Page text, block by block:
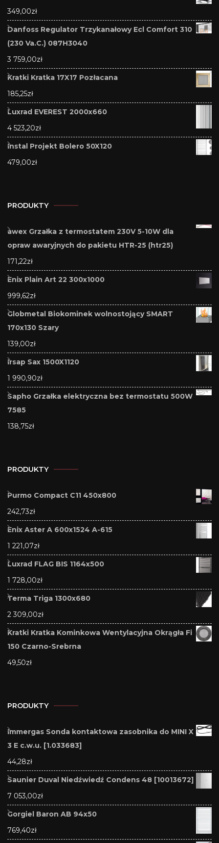
349,00zł
Danfoss Regulator Trzykanałowy Ecl Comfort 310
(230 Va.C.) 087H3040
3 759,00zł
Kratki Kratka 17X17 Pozłacana
185,25zł
Luxrad EVEREST 2000x660
4 523,20zł
Instal Projekt Bolero 50X120
479,00zł
PRODUKTY
awex Grzałka z termostatem 230V 5-10W dla
opraw awaryjnych do pakietu HTR-25 (htr25)
171,22zł
Enix Plain Art 22 300x1000
999,62zł
Globmetal Biokominek wolnostojący SMART
170x130 Szary
139,00zł
Irsap Sax 1500X1120
1 990,90zł
Sapho Grzałka elektryczna bez termostatu 500W
7585
138,75zł
PRODUKTY
Purmo Compact C11 450x800
242,73zł
Enix Aster A 600x1524 A-615
1 221,07zł
Luxrad FLAG BIS 1164x500
1 728,00zł
Terma Triga 1300x680
2 309,00zł
Kratki Kratka Kominkowa Wentylacyjna Okrągła Fi
150 Czarno-Srebrna
49,50zł
PRODUKTY
Immergas Sonda kontaktowa zasobnika do MINI X
3 E c.w.u. [1.033683]
44,28zł
Saunier Duval Niedźwiedź Condens 48 [10013672]
7 053,00zł
Gorgiel Baron AB 94x50
769,40zł